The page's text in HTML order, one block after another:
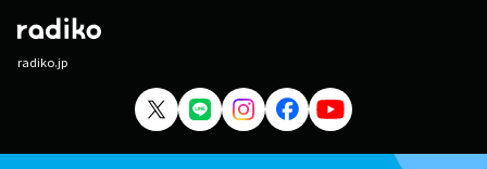
radiko.jp